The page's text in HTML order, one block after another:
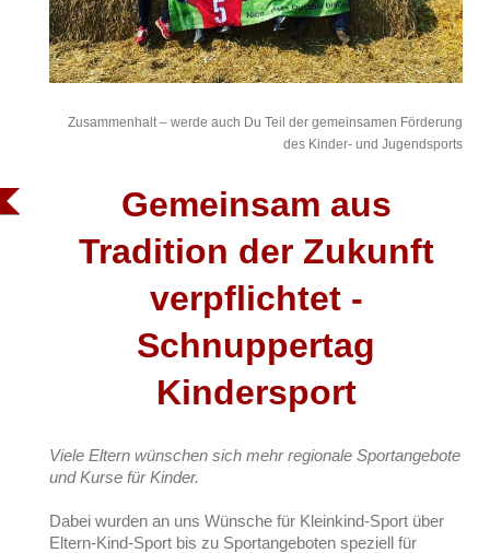
Zusammenhalt – werde auch Du Teil der gemeinsamen Förderung
des Kinder- und Jugendsports
Gemeinsam aus
Tradition der Zukunft
verpflichtet -
Schnuppertag
Kindersport
Viele Eltern wünschen sich mehr regionale Sportangebote
und Kurse für Kinder.
Dabei wurden an uns Wünsche für Kleinkind-Sport über
Eltern-Kind-Sport bis zu Sportangeboten speziell für